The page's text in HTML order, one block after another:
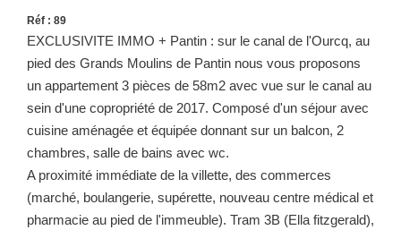
Réf : 89
EXCLUSIVITE IMMO + Pantin : sur le canal de l'Ourcq, au
pied des Grands Moulins de Pantin nous vous proposons
un appartement 3 pièces de 58m2 avec vue sur le canal au
sein d'une copropriété de 2017. Composé d'un séjour avec
cuisine aménagée et équipée donnant sur un balcon, 2
chambres, salle de bains avec wc.
A proximité immédiate de la villette, des commerces
(marché, boulangerie, supérette, nouveau centre médical et
pharmacie au pied de l'immeuble). Tram 3B (Ella fitzgerald),